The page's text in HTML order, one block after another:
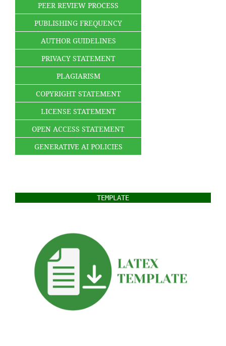
PEER REVIEW PROCESS
PUBLISHING FREQUENCY
AUTHOR GUIDELINES
PRIVACY STATEMENT
PLAGIARISM
COPYRIGHT STATEMENT
LICENSE STATEMENT
OPEN ACCESS STATEMENT
GENERATIVE AI POLICIES
TEMPLATE